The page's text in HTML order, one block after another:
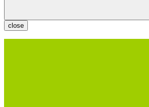
close